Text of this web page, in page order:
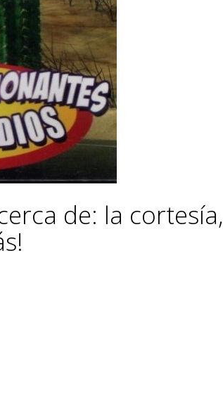
de: la cortesía,